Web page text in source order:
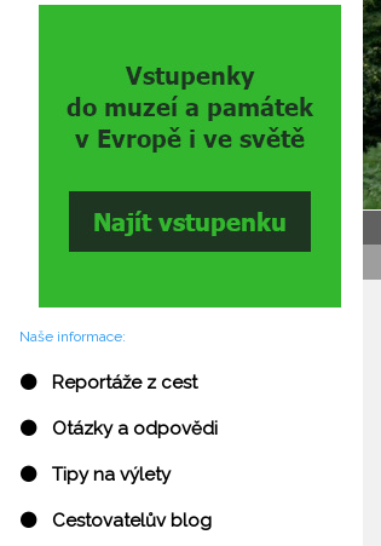
Naše informace:
⚫ Reportáže z cest
⚫ Otázky a odpovědi
⚫ Tipy na výlety
⚫ Cestovatelův blog